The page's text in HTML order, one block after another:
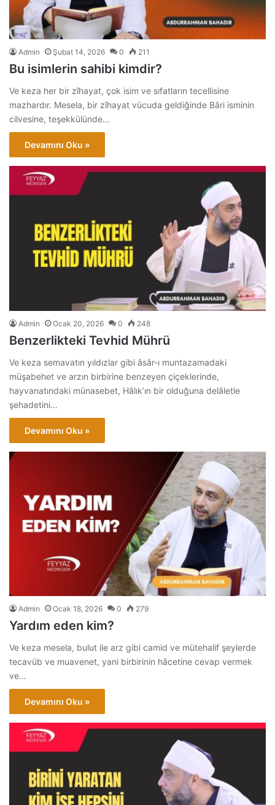
Admin Şubat 14, 2026 0 211
Bu isimlerin sahibi kimdir?
Ve keza her bir zîhayat, çok isim ve sıfatların tecellisine
mazhardır. Mesela, bir zîhayat vücuda geldiğinde Bâri isminin
cilvesine, teşekkülünde…
Devamını Oku »
Admin Ocak 20, 2026 0 248
Benzerlikteki Tevhid Mührü
Ve keza semavatın yıldızlar gibi âsâr-ı muntazamadaki
müşabehet ve arzın birbirine benzeyen çiçeklerinde,
hayvanatındaki münasebet, Hâlık’ın bir olduğuna delâletle
şehadetini…
Devamını Oku »
Admin Ocak 18, 2026 0 279
Yardım eden kim?
Ve keza mesela, bulut ile arz gibi camid ve mütehalif şeylerde
tecavüb ve muavenet, yani birbirinin hâcetine cevap vermek
ve…
Devamını Oku »